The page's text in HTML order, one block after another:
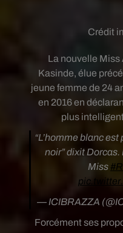
Crédit
La nouvelle Miss
Kasinde, élue
jeune femme de 24
en 2016 en
plus
“L’homme blanc
noir” dixit
Miss
— ICIBRAZZA
Forcément ses